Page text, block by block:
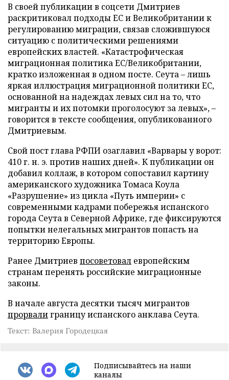
В своей публикации в соцсети Дмитриев
раскритиковал подходы ЕС и Великобритании к
регулированию миграции, связав сложившуюся
ситуацию с политическими решениями
европейских властей. «Катастрофическая
миграционная политика ЕС/Великобритании,
кратко изложенная в одном посте. Сеута – лишь
яркая иллюстрация миграционной политики ЕС,
основанной на надеждах левых сил на то, что
мигранты и их потомки проголосуют за левых», –
говорится в тексте сообщения, опубликованного
Дмитриевым.
Свой пост глава РФПИ озаглавил «Варвары у ворот:
410 г. н. э. против наших дней». К публикации он
добавил коллаж, в котором сопоставил картину
американского художника Томаса Коула
«Разрушение» из цикла «Путь империи» с
современными кадрами побережья испанского
города Сеута в Северной Африке, где фиксируются
попытки нелегальных мигрантов попасть на
территорию Европы.
Ранее Дмитриев посоветовал европейским
странам перенять российские миграционные
законы.
В начале августа десятки тысяч мигрантов
прорвалиграницу испанского анклава Сеута.
Текст: Валерия Городецкая
Подписывайтесь на наши
каналы